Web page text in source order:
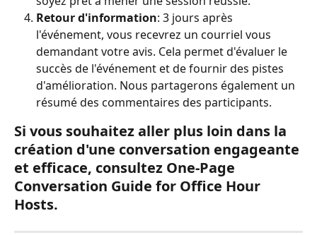
Retour d'information: 3 jours après
l'événement, vous recevrez un courriel vous
demandant votre avis. Cela permet d'évaluer le
succès de l'événement et de fournir des pistes
d'amélioration. Nous partagerons également un
résumé des commentaires des participants.
Si vous souhaitez aller plus loin dans la
création d'une conversation engageante
et efficace, consultez One-Page
Conversation Guide for Office Hour
Hosts.